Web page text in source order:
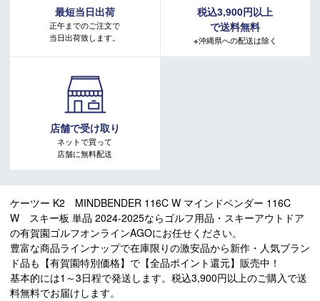
最短当日出荷
正午までのご注文で
当日出荷致します。
税込3,900円以上
で送料無料
※沖縄県への配送は除く
店舗で受け取り
ネットで買って
店舗に無料配送
ケーツー K2 MINDBENDER 116C W マインドベンダー 116C
W スキー板 単品 2024-2025ならゴルフ用品・スキーアウトドア
の有賀園ゴルフオンラインAGOにお任せください。
豊富な商品ラインナップで在庫限りの激安品から新作・人気ブラン
ド品も【有賀園特別価格】で【全品ポイント還元】販売中！
基本的には1～3日程で発送します。税込3,900円以上のご購入で送
料無料でお届けします。